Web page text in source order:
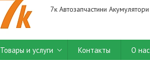
7к Автозапчастини Акумулятори
Товары и услуги Контакты О нас